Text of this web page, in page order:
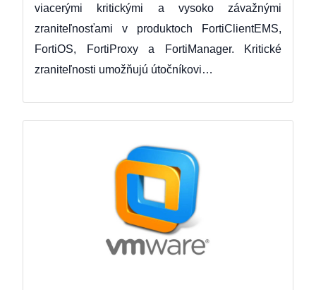
viacerými kritickými a vysoko závažnými
zraniteľnosťami v produktoch FortiClientEMS,
FortiOS, FortiProxy a FortiManager. Kritické
zraniteľnosti umožňujú útočníkovi…